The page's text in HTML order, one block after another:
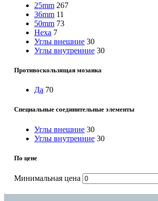
25mm 267
36mm 11
50mm 73
Hexa 7
Углы внешние 30
Углы внутренние 30
Противоскользящая мозаика
Да 70
Специальные соединительные элементы
Углы внешние 30
Углы внутренние 30
По цене
Минимальная цена